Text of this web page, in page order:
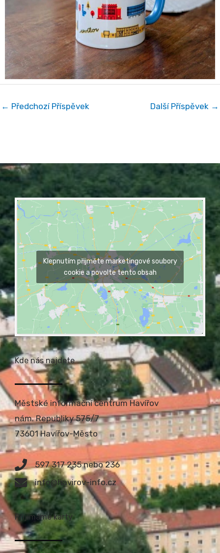
← Předchozí Příspěvek Další Příspěvek →
Klepnutím přijměte marketingové soubory
cookie a povolte tento obsah
Kde nás najdete
Městské informační centrum Havířov
nám. Republiky 575/7
73601 Havířov-Město
597 317 235 nebo 236
info@havirov-info.cz
Přijímáme karty